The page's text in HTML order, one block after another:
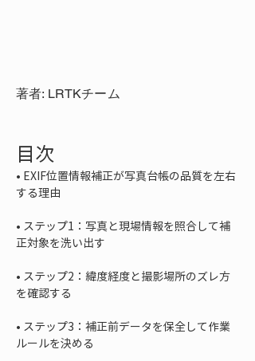
著者: LRTKチーム
目次
• EXIF位置情報補正が写真台帳の品質を左右
• ステップ1：写真と現場情報を照合して補
• ステップ2：緯度経度と撮影場所のズレ方
• ステップ3：補正前データを保全して作業